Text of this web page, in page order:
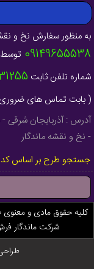
به منظور سفارش نخ و
09149655538 توسط
شماره تلفن ثابت - 041
( بابت تماس های
- نخ و نقشه ماندگار
جستجو طرح بر اساس کد
کلیه حقوق مادی و
شرکت ماندگار